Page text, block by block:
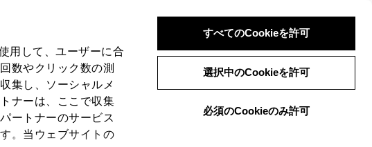
用して、ユーザーに合
数やクリック数の測
集し、ソーシャルメ
ナーは、ここで収集
ートナーのサービス
。当ウェブサイトの
すべてのCookieを許可
選択中のCookieを許可
必須のCookieのみ許可
ログイン 検索 メニュー